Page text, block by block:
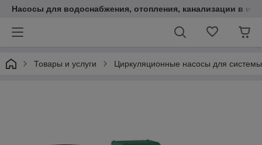
Насосы для водоснабжения, отопления, канализации в
Товары и услуги Циркуляционные насосы для